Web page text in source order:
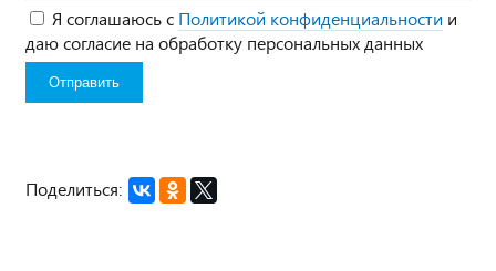
Я соглашаюсь с Политикой конфиденциальности и
даю согласие на обработку персональных данных
Поделиться: